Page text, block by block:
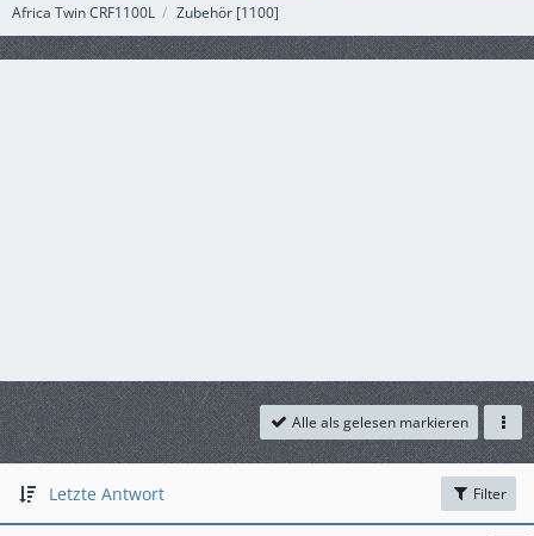
Africa Twin CRF1100L Zubehör [1100]
Alle als gelesen markieren
Letzte Antwort Filter